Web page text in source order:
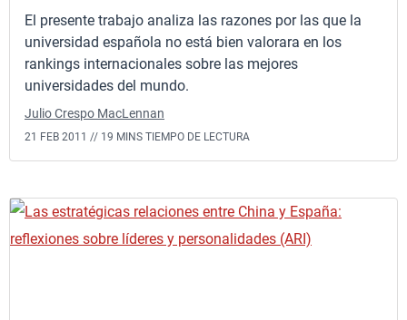
El presente trabajo analiza las razones por las que la
universidad española no está bien valorara en los
rankings internacionales sobre las mejores
universidades del mundo.
Julio Crespo MacLennan
21 FEB 2011 // 19 MINS TIEMPO DE LECTURA